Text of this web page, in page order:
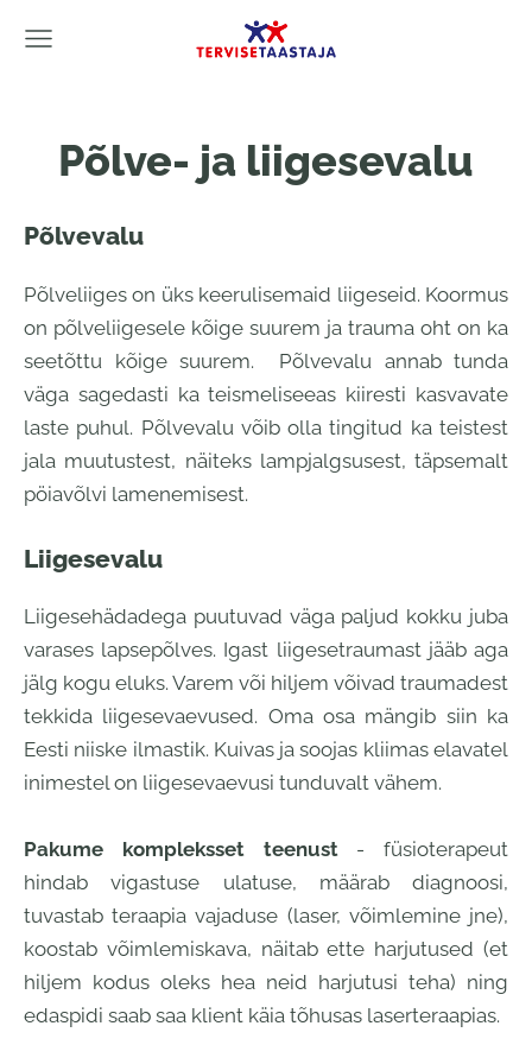
Põlve- ja liigesevalu
Põlvevalu
Põlveliiges on üks keerulisemaid liigeseid. Koormus
on põlveliigesele kõige suurem ja trauma oht on ka
seetõttu kõige suurem. Põlvevalu annab tunda
väga sagedasti ka teismeliseeas kiiresti kasvavate
laste puhul. Põlvevalu võib olla tingitud ka teistest
jala muutustest, näiteks lampjalgsusest, täpsemalt
pöiavõlvi lamenemisest.
Liigesevalu
Liigesehädadega puutuvad väga paljud kokku juba
varases lapsepõlves. Igast liigesetraumast jääb aga
jälg kogu eluks. Varem või hiljem võivad traumadest
tekkida liigesevaevused. Oma osa mängib siin ka
Eesti niiske ilmastik. Kuivas ja soojas kliimas elavatel
inimestel on liigesevaevusi tunduvalt vähem.
Pakume kompleksset teenust - füsioterapeut
hindab vigastuse ulatuse, määrab diagnoosi,
tuvastab teraapia vajaduse (laser, võimlemine jne),
koostab võimlemiskava, näitab ette harjutused (et
hiljem kodus oleks hea neid harjutusi teha) ning
edaspidi saab saa klient käia tõhusas laserteraapias.